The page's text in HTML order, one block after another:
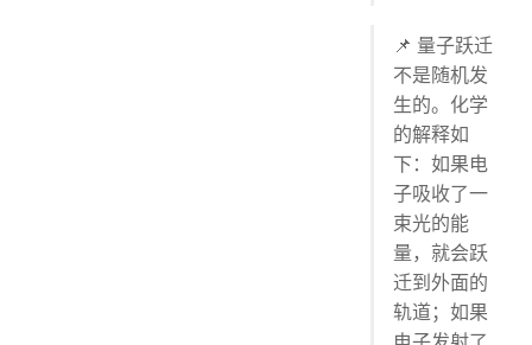
📌 量子跃迁
不是随机发
生的。化学
的解释如
下：如果电
子吸收了一
束光的能
量，就会跃
迁到外面的
轨道；如果